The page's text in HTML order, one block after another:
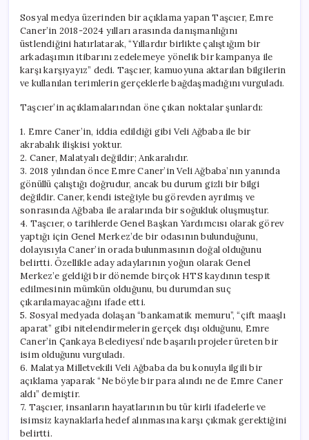
Sosyal medya üzerinden bir açıklama yapan Taşcıer, Emre
Caner’in 2018-2024 yılları arasında danışmanlığını
üstlendiğini hatırlatarak, “Yıllardır birlikte çalıştığım bir
arkadaşımın itibarını zedelemeye yönelik bir kampanya ile
karşı karşıyayız” dedi. Taşcıer, kamuoyuna aktarılan bilgilerin
ve kullanılan terimlerin gerçeklerle bağdaşmadığını vurguladı.
Taşcıer’in açıklamalarından öne çıkan noktalar şunlardı:
1. Emre Caner’in, iddia edildiği gibi Veli Ağbaba ile bir
akrabalık ilişkisi yoktur.
2. Caner, Malatyalı değildir; Ankaralıdır.
3. 2018 yılından önce Emre Caner’in Veli Ağbaba’nın yanında
gönüllü çalıştığı doğrudur, ancak bu durum gizli bir bilgi
değildir. Caner, kendi isteğiyle bu görevden ayrılmış ve
sonrasında Ağbaba ile aralarında bir soğukluk oluşmuştur.
4. Taşcıer, o tarihlerde Genel Başkan Yardımcısı olarak görev
yaptığı için Genel Merkez’de bir odasının bulunduğunu,
dolayısıyla Caner’in orada bulunmasının doğal olduğunu
belirtti. Özellikle aday adaylarının yoğun olarak Genel
Merkez’e geldiği bir dönemde birçok HTS kaydının tespit
edilmesinin mümkün olduğunu, bu durumdan suç
çıkarılamayacağını ifade etti.
5. Sosyal medyada dolaşan “bankamatik memuru”, “çift maaşlı
aparat” gibi nitelendirmelerin gerçek dışı olduğunu, Emre
Caner’in Çankaya Belediyesi’nde başarılı projeler üreten bir
isim olduğunu vurguladı.
6. Malatya Milletvekili Veli Ağbaba da bu konuyla ilgili bir
açıklama yaparak “Ne böyle bir para alındı ne de Emre Caner
aldı” demiştir.
7. Taşcıer, insanların hayatlarının bu tür kirli ifadelerle ve
isimsiz kaynaklarla hedef alınmasına karşı çıkmak gerektiğini
belirtti.